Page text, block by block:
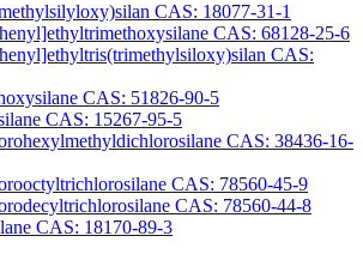
CAS: 18077-31-1
CAS: 68128-25-6
CAS:
CAS: 51826-90-5
CAS: 15267-95-5
CAS: 38436-16-
CAS: 78560-45-9
CAS: 78560-44-8
CAS: 18170-89-3